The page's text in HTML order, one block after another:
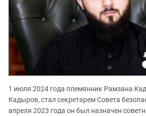
1 июля 2024 года племянник Рамзана
Кадыров, стал секретарем Совета
апреля 2023 года он был назначен